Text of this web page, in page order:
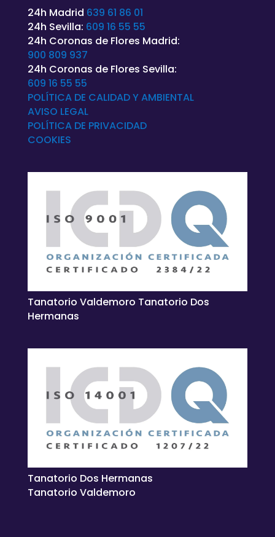
24h Madrid 639 61 86 01
24h Sevilla: 609 16 55 55
24h Coronas de Flores Madrid:
900 809 937
24h Coronas de Flores Sevilla:
609 16 55 55
POLÍTICA DE CALIDAD Y AMBIENTAL
AVISO LEGAL
POLÍTICA DE PRIVACIDAD
COOKIES
Tanatorio Valdemoro Tanatorio Dos
Hermanas
Tanatorio Dos Hermanas
Tanatorio Valdemoro